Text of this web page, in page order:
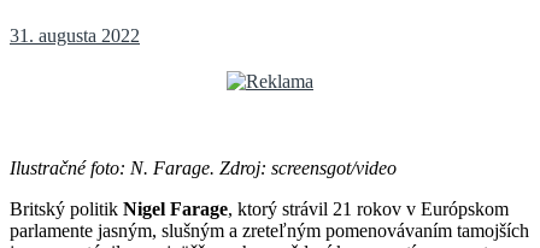
31. augusta 2022
Ilustračné foto: N. Farage. Zdroj: screensgot/video
Britský politik Nigel Farage, ktorý strávil 21 rokov v Európskom
parlamente jasným, slušným a zreteľným pomenovávaním tamojších